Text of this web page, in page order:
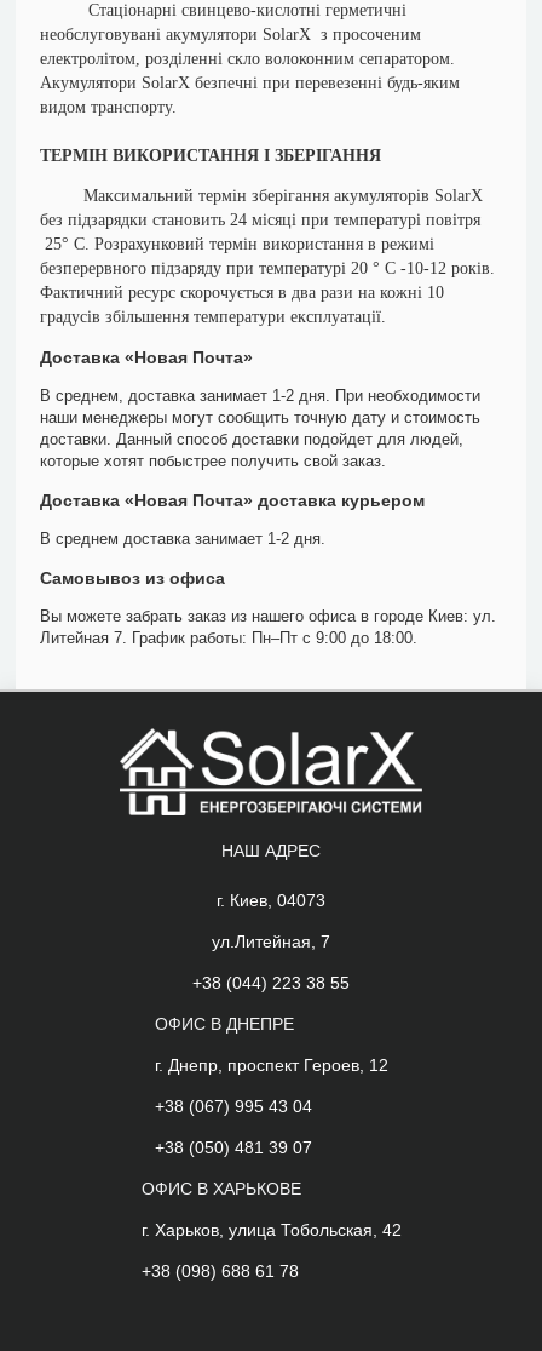
Стаціонарні свинцево-кислотні герметичні
необслуговувані акумулятори SolarX з просоченим
електролітом, розділенні скло волоконним сепаратором.
Акумулятори SolarX безпечні при перевезенні будь-яким
видом транспорту.
ТЕРМІН ВИКОРИСТАННЯ І ЗБЕРІГАННЯ
Максимальний термін зберігання акумуляторів SolarX
без підзарядки становить 24 місяці при температурі повітря
25° С. Розрахунковий термін використання в режимі
безперервного підзаряду при температурі 20 ° С -10-12 років.
Фактичний ресурс скорочується в два рази на кожні 10
градусів збільшення температури експлуатації.
Доставка «Новая Почта»
В среднем, доставка занимает 1-2 дня. При необходимости
наши менеджеры могут сообщить точную дату и стоимость
доставки. Данный способ доставки подойдет для людей,
которые хотят побыстрее получить свой заказ.
Доставка «Новая Почта» доставка курьером
В среднем доставка занимает 1-2 дня.
Самовывоз из офиса
Вы можете забрать заказ из нашего офиса в городе Киев: ул.
Литейная 7. График работы: Пн–Пт с 9:00 до 18:00.
НАШ АДРЕС
г. Киев, 04073
ул.Литейная, 7
+38 (044) 223 38 55
ОФИС В ДНЕПРЕ
г. Днепр, проспект Героев, 12
+38 (067) 995 43 04
+38 (050) 481 39 07
ОФИС В ХАРЬКОВЕ
г. Харьков, улица Тобольская, 42
+38 (098) 688 61 78